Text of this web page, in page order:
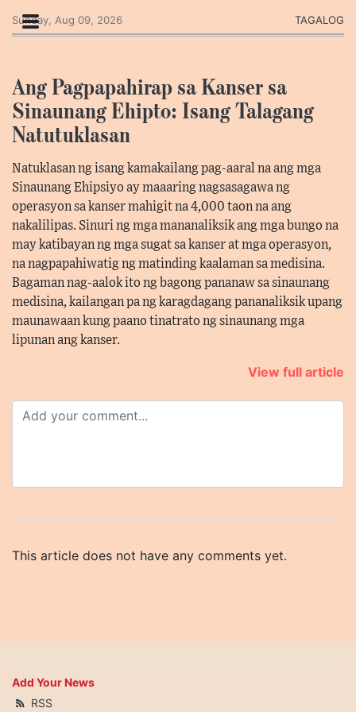
Sunday, Aug 09, 2026 TAGALOG
Ang Pagpapahirap sa Kanser sa
Sinaunang Ehipto: Isang Talagang
Natutuklasan
Natuklasan ng isang kamakailang pag-aaral na ang mga
Sinaunang Ehipsiyo ay maaaring nagsasagawa ng
operasyon sa kanser mahigit na 4,000 taon na ang
nakalilipas. Sinuri ng mga mananaliksik ang mga bungo na
may katibayan ng mga sugat sa kanser at mga operasyon,
na nagpapahiwatig ng matinding kaalaman sa medisina.
Bagaman nag-aalok ito ng bagong pananaw sa sinaunang
medisina, kailangan pa ng karagdagang pananaliksik upang
maunawaan kung paano tinatrato ng sinaunang mga
lipunan ang kanser.
View full article
This article does not have any comments yet.
Add Your News
RSS